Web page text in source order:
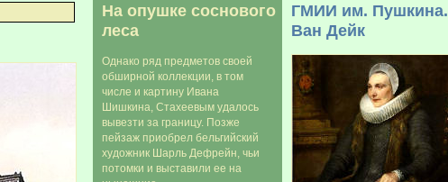
На опушке соснового
леса
Однако ряд предметов своей
обширной коллекции, в том
числе и картину Ивана
Шишкина, Стахеевым удалось
вывезти за границу. Позже
пейзаж приобрел бельгийский
художник Шарль Дефрейн, чьи
потомки и выставили ее на
ГМИИ им. Пушкина.
Ван Дейк